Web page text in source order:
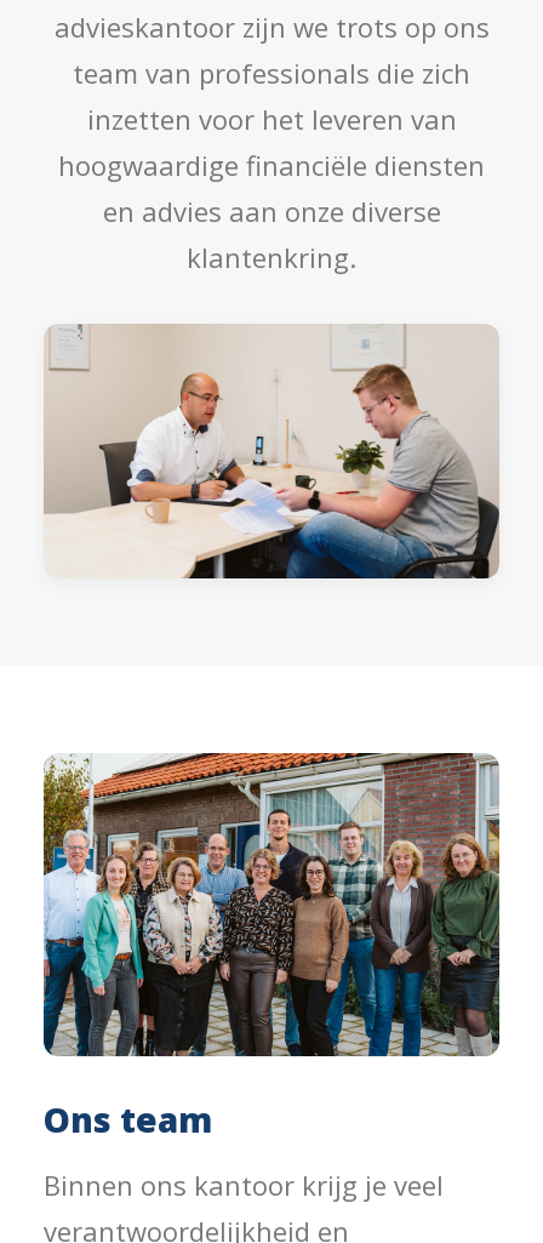
advieskantoor zijn we trots op ons
team van professionals die zich
inzetten voor het leveren van
hoogwaardige financiële diensten
en advies aan onze diverse
klantenkring.
Ons team
Binnen ons kantoor krijg je veel
verantwoordelijkheid en